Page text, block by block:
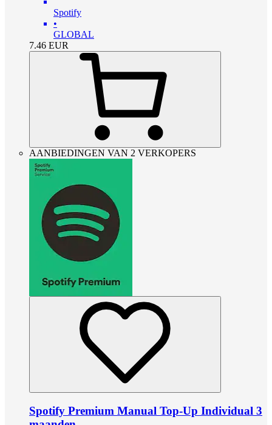
Spotify
•
GLOBAL
7.46 EUR
AANBIEDINGEN VAN 2 VERKOPERS
Spotify Premium Manual Top-Up Individual 3